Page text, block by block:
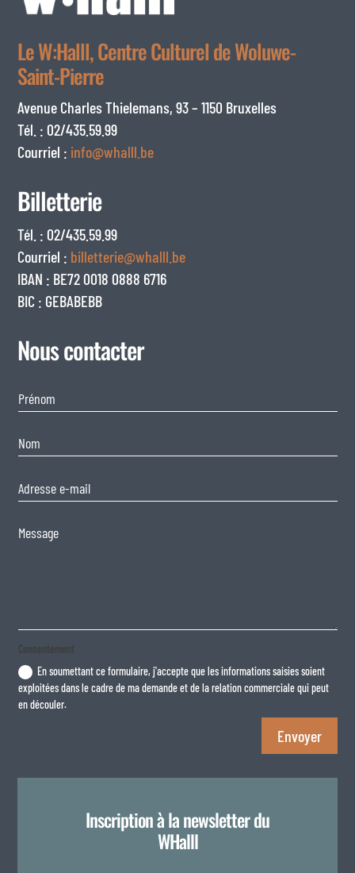
Le W:Halll, Centre Culturel de Woluwe-
Saint-Pierre
Avenue Charles Thielemans, 93 – 1150 Bruxelles
Tél. : 02/435.59.99
Courriel : info@whalll.be
Billetterie
Tél. : 02/435.59.99
Courriel : billetterie@whalll.be
IBAN : BE72 0018 0888 6716
BIC : GEBABEBB
Nous contacter
Consentement
En soumettant ce formulaire, j'accepte que les informations saisies soient
exploitées dans le cadre de ma demande et de la relation commerciale qui peut
en découler.
Envoyer
Inscription à la newsletter du
WHalll